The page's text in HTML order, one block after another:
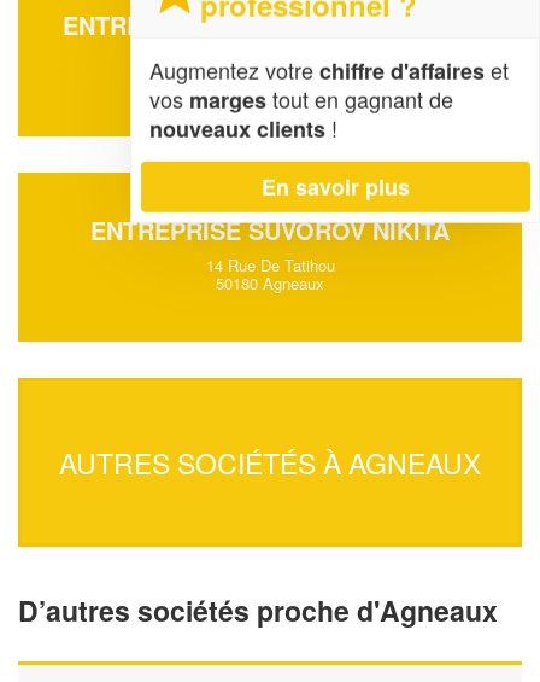
ENTREPRISE MAIGNAN STEPHANIE
10 Impasse De La Paliere
50180 Agneaux
ENTREPRISE SUVOROV NIKITA
14 Rue De Tatihou
50180 Agneaux
AUTRES SOCIÉTÉS À AGNEAUX
D’autres sociétés proche d'Agneaux
Augmentez votrechiffre d'affaireset
vos margestout en gagnant de
nouveaux clients !
En savoir plus